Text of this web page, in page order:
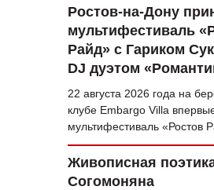
Ростов-на-Дону
мультифестиваль
Райд» с Гариком
DJ дуэтом
22 августа 2026 года на
клубе Embargo Villa
мультифестиваль «Ростов
Живописная
Согомоняна